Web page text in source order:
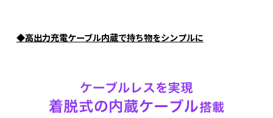
◆高出力充電ケーブル内蔵で持ち物をシンプルに